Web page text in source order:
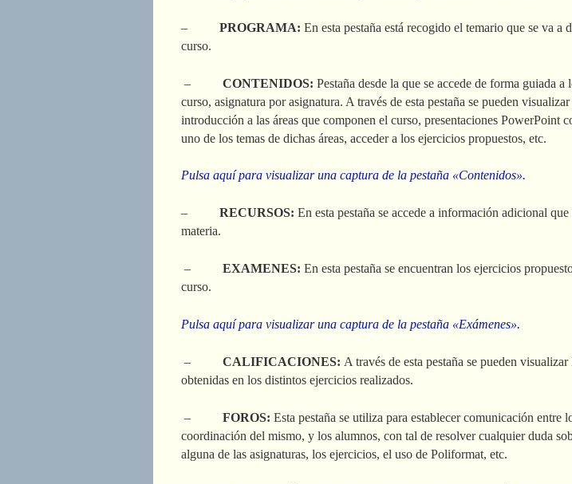
– PROGRAMA: En esta pestaña está recogido el temario que se va a
curso.
– CONTENIDOS: Pestaña desde la que se accede de forma guiada a
curso, asignatura por asignatura. A través de esta pestaña se pueden
introducción a las áreas que componen el curso, presentaciones PowerPoint
uno de los temas de dichas áreas, acceder a los ejercicios propuestos, etc.
Pulsa aquí para visualizar una captura de la pestaña «Contenidos».
– RECURSOS: En esta pestaña se accede a información adicional
materia.
– EXAMENES: En esta pestaña se encuentran los ejercicios
curso.
Pulsa aquí para visualizar una captura de la pestaña «Exámenes».
– CALIFICACIONES: A través de esta pestaña se pueden
obtenidas en los distintos ejercicios realizados.
– FOROS: Esta pestaña se utiliza para establecer comunicación entre
coordinación del mismo, y los alumnos, con tal de resolver cualquier duda
alguna de las asignaturas, los ejercicios, el uso de Poliformat, etc.